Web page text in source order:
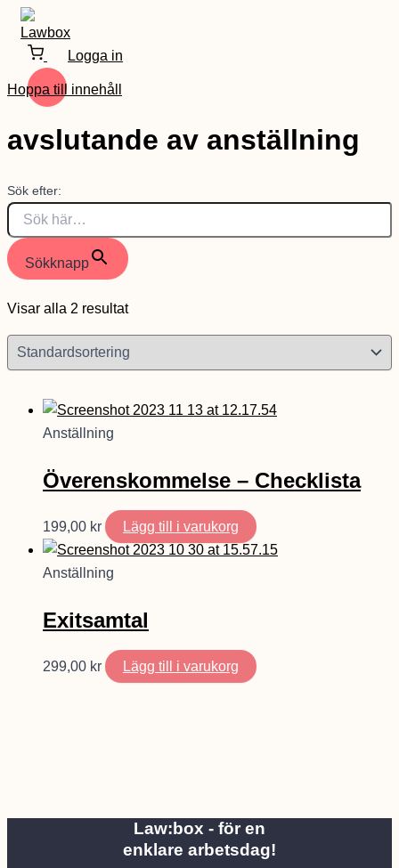
Logga in
Hoppa till innehåll
avslutande av anställning
Sök efter:
Sökknapp
Visar alla 2 resultat
Anställning
Överenskommelse – Checklista
199,00 kr Lägg till i varukorg
Anställning
Exitsamtal
299,00 kr Lägg till i varukorg
Law:box - för en
enklare arbetsdag!